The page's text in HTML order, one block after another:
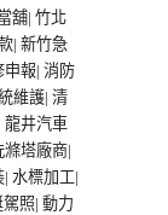
舖| 竹北
| 新竹急
申報| 消防
維護| 清
龍井汽車
滌塔廠商|
| 水標加工|
照| 動力